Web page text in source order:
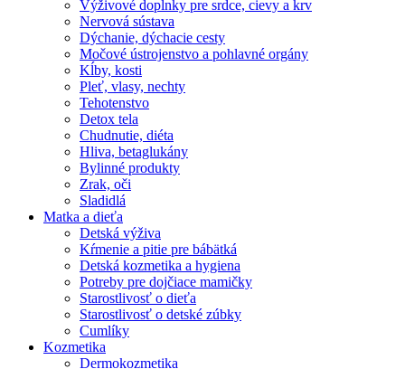
Výživové doplnky pre srdce, cievy a krv
Nervová sústava
Dýchanie, dýchacie cesty
Močové ústrojenstvo a pohlavné orgány
Kĺby, kosti
Pleť, vlasy, nechty
Tehotenstvo
Detox tela
Chudnutie, diéta
Hliva, betaglukány
Bylinné produkty
Zrak, oči
Sladidlá
Matka a dieťa
Detská výživa
Kŕmenie a pitie pre bábätká
Detská kozmetika a hygiena
Potreby pre dojčiace mamičky
Starostlivosť o dieťa
Starostlivosť o detské zúbky
Cumlíky
Kozmetika
Dermokozmetika